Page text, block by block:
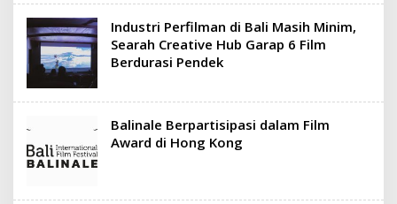
Industri Perfilman di Bali Masih Minim,
Searah Creative Hub Garap 6 Film
Berdurasi Pendek
Balinale Berpartisipasi dalam Film
Award di Hong Kong